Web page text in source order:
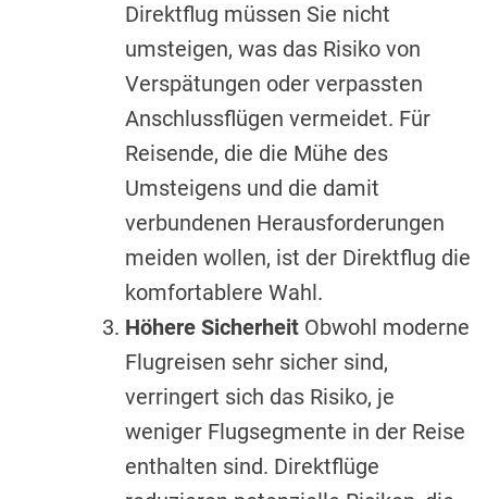
Direktflug müssen Sie nicht
umsteigen, was das Risiko von
Verspätungen oder verpassten
Anschlussflügen vermeidet. Für
Reisende, die die Mühe des
Umsteigens und die damit
verbundenen Herausforderungen
meiden wollen, ist der Direktflug die
komfortablere Wahl.
Höhere Sicherheit Obwohl moderne
Flugreisen sehr sicher sind,
verringert sich das Risiko, je
weniger Flugsegmente in der Reise
enthalten sind. Direktflüge